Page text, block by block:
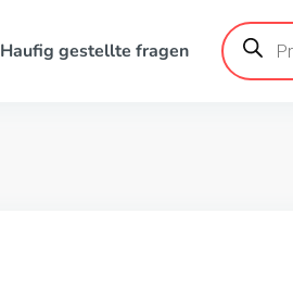
Haufig gestellte fragen
Products
search